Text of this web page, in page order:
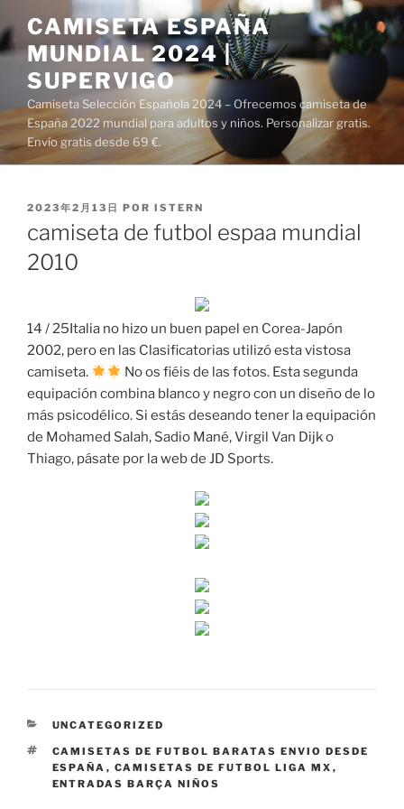
al
contenido
CAMISETA ESPAÑA
MUNDIAL 2024 |
SUPERVIGO
Camiseta Selección Española 2024 – Ofrecemos camiseta de
España 2022 mundial para adultos y niños. Personalizar gratis.
Envío gratis desde 69 €.
PUBLICADO
2023年2月13日 POR ISTERN
camiseta de futbol espaa mundial
2010
14 / 25Italia no hizo un buen papel en Corea-Japón
2002, pero en las Clasificatorias utilizó esta vistosa
camiseta.
No os fiéis de las fotos. Esta segunda
equipación combina blanco y negro con un diseño de lo
más psicodélico. Si estás deseando tener la equipación
de Mohamed Salah, Sadio Mané, Virgil Van Dijk o
Thiago, pásate por la web de JD Sports.
CATEGORÍAS
UNCATEGORIZED
ETIQUETAS
CAMISETAS DE FUTBOL BARATAS ENVIO DESDE
ESPAÑA , CAMISETAS DE FUTBOL LIGA MX ,
ENTRADAS BARÇA NIÑOS